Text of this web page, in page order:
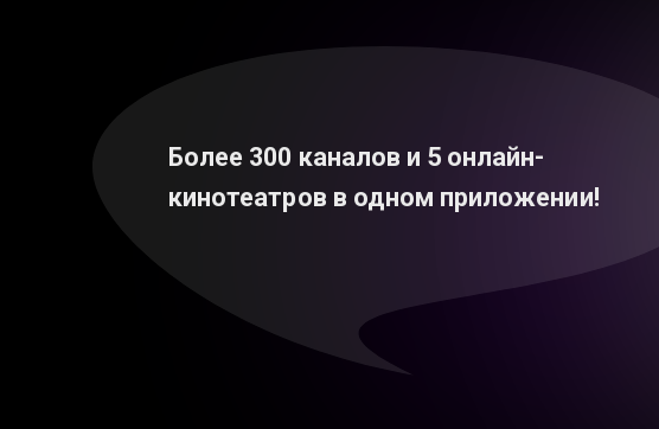
Более 300 каналов и 5 онлайн-
кинотеатров в одном приложении!